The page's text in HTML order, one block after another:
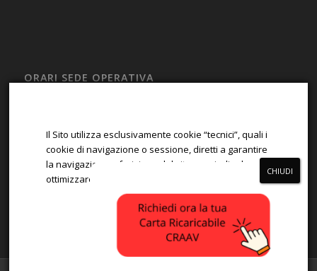
ORARI SEDE OPERATIVA
SAB – DOM
Chiuso
Il Sito utilizza esclusivamente cookie “tecnici”, quali i
cookie di navigazione o sessione, diretti a garantire
la navigazione e fruizione del sito, e quindi ad
ottimizzare la navigazione.
ACCETTA